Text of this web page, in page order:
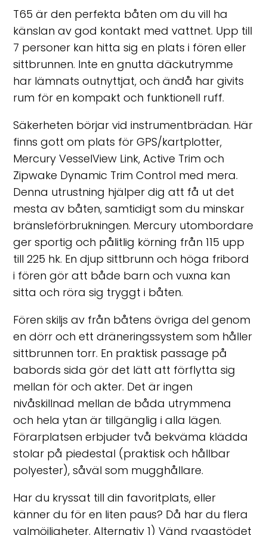
T65 är den perfekta båten om du vill ha
känslan av god kontakt med vattnet. Upp till
7 personer kan hitta sig en plats i fören eller
sittbrunnen. Inte en gnutta däckutrymme
har lämnats outnyttjat, och ändå har givits
rum för en kompakt och funktionell ruff.
Säkerheten börjar vid instrumentbrädan. Här
finns gott om plats för GPS/kartplotter,
Mercury VesselView Link, Active Trim och
Zipwake Dynamic Trim Control med mera.
Denna utrustning hjälper dig att få ut det
mesta av båten, samtidigt som du minskar
bränsleförbrukningen. Mercury utombordare
ger sportig och pålitlig körning från 115 upp
till 225 hk. En djup sittbrunn och höga fribord
i fören gör att både barn och vuxna kan
sitta och röra sig tryggt i båten.
Fören skiljs av från båtens övriga del genom
en dörr och ett dräneringssystem som håller
sittbrunnen torr. En praktisk passage på
babords sida gör det lätt att förflytta sig
mellan för och akter. Det är ingen
nivåskillnad mellan de båda utrymmena
och hela ytan är tillgänglig i alla lägen.
Förarplatsen erbjuder två bekväma klädda
stolar på piedestal (praktisk och hållbar
polyester), såväl som mugghållare.
Har du kryssat till din favoritplats, eller
känner du för en liten paus? Då har du flera
valmöjligheter. Alternativ 1) Vänd ryggstödet